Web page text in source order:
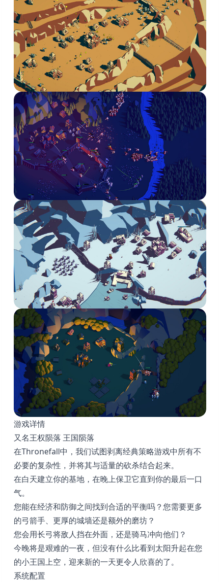
游戏详情
又名王权陨落 王国陨落
在Thronefall中，我们试图剥离经典策略游戏中所有不
必要的复杂性，并将其与适量的砍杀结合起来。
在白天建立你的基地，在晚上保卫它直到你的最后一口
气。
您能在经济和防御之间找到合适的平衡吗？您需要更多
的弓箭手、更厚的城墙还是额外的磨坊？
您会用长弓将敌人挡在外面，还是骑马冲向他们？
今晚将是艰难的一夜，但没有什么比看到太阳升起在您
的小王国上空，迎来新的一天更令人欣喜的了。
系统配置